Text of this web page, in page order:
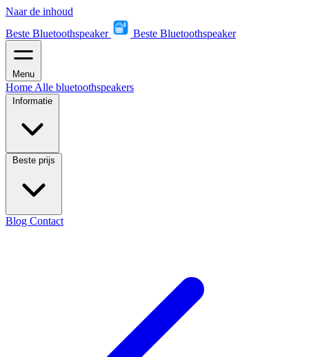
Naar de inhoud
Beste Bluetoothspeaker
Beste Bluetoothspeaker
Menu
Home Alle bluetoothspeakers
Informatie
Beste prijs
Blog Contact